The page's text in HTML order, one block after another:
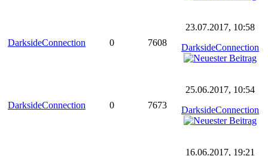
DarksideConnection 0 7608
23.07.2017, 10:58
DarksideConnection
DarksideConnection 0 7673
25.06.2017, 10:54
DarksideConnection
16.06.2017, 19:21